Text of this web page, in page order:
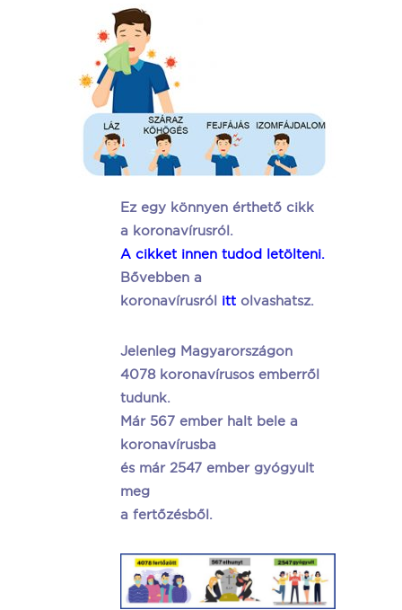
Ez egy könnyen érthető cikk
a koronavírusról.
A cikket innen tudod letölteni.
Bővebben a
koronavírusról itt olvashatsz.
Jelenleg Magyarországon
4078 koronavírusos emberről
tudunk.
Már 567 ember halt bele a
koronavírusba
és már 2547 ember gyógyult
meg
a fertőzésből.